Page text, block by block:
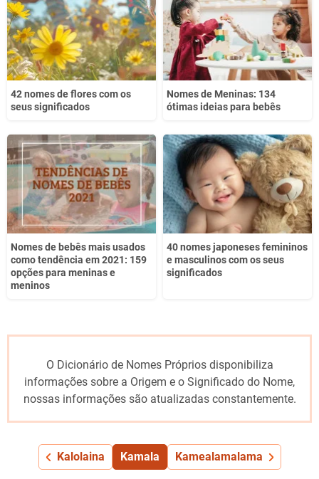
Outro
42 nomes de flores com os
seus significados
Nomes de Meninas: 134
ótimas ideias para bebês
Nomes de bebês mais usados
como tendência em 2021: 159
opções para meninas e
meninos
40 nomes japoneses femininos
e masculinos com os seus
significados
O Dicionário de Nomes Próprios disponibiliza
informações sobre a Origem e o Significado do Nome,
nossas informações são atualizadas constantemente.
Kalolaina Kamala Kamealamalama